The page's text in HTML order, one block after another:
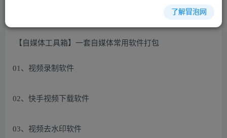
【自媒体工具箱】一套自媒体常用软件打包
01、视频录制软件
02、快手视频下载软件
03、视频去水印软件
了解冒泡网